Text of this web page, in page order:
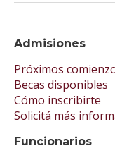
Admisiones
Próximos
Becas disponibles
Cómo inscribirte
Solicitá más
Funcionarios